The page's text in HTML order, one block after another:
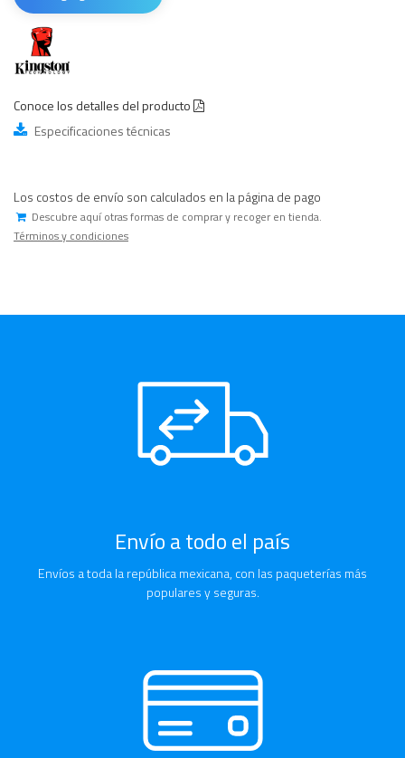
Conoce los detalles del producto
Especificaciones técnicas
Los costos de envío son calculados en la página de pago
Descubre aquí otras formas de comprar y recoger en tienda.
Términos y condiciones
Envío a todo el país
Envíos a toda la república mexicana, con las paqueterías más
populares y seguras.